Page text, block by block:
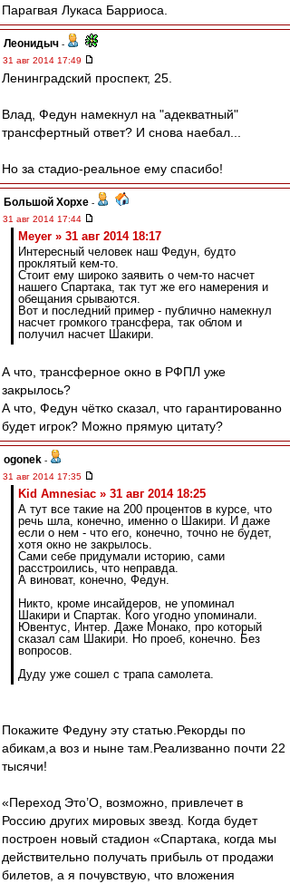
Парагвая Лукаса Барриоса.
Леонидыч -
31 авг 2014 17:49
Ленинградский проспект, 25.
Влад, Федун намекнул на "адекватный"
трансфертный ответ? И снова наебал...
Но за стадио-реальное ему спасибо!
Большой Хорхе -
31 авг 2014 17:44
Meyer » 31 авг 2014 18:17
Интересный человек наш Федун, будто
проклятый кем-то.
Стоит ему широко заявить о чем-то насчет
нашего Спартака, так тут же его намерения и
обещания срываются.
Вот и последний пример - публично намекнул
насчет громкого трансфера, так облом и
получил насчет Шакири.
А что, трансферное окно в РФПЛ уже
закрылось?
А что, Федун чётко сказал, что гарантированно
будет игрок? Можно прямую цитату?
ogonek -
31 авг 2014 17:35
Kid Amnesiac » 31 авг 2014 18:25
А тут все такие на 200 процентов в курсе, что
речь шла, конечно, именно о Шакири. И даже
если о нем - что его, конечно, точно не будет,
хотя окно не закрылось.
Сами себе придумали историю, сами
расстроились, что неправда.
А виноват, конечно, Федун.
Никто, кроме инсайдеров, не упоминал
Шакири и Спартак. Кого угодно упоминали.
Ювентус, Интер. Даже Монако, про который
сказал сам Шакири. Но проеб, конечно. Без
вопросов.
Дуду уже сошел с трапа самолета.
Покажите Федуну эту статью.Рекорды по
абикам,а воз и ныне там.Реализванно почти 22
тысячи!
«Переход Это’О, возможно, привлечет в
Россию других мировых звезд. Когда будет
построен новый стадион «Спартака, когда мы
действительно получать прибыль от продажи
билетов, а я почувствую, что вложения